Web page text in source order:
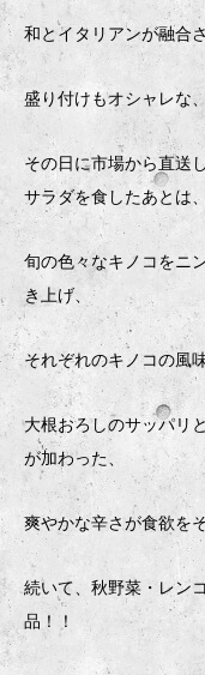
和とイタリアンが融合
盛り付けもオシャレな
その日に市場から直送
サラダを食したあとは、
旬の色々なキノコをニ
き上げ、
それぞれのキノコの風
大根おろしのサッパリ
が加わった、
爽やかな辛さが食欲を
続いて、秋野菜・レン
品！！